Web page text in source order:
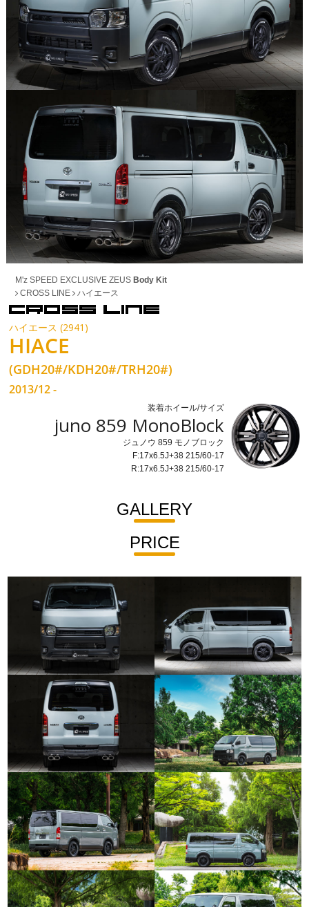
M'z SPEED EXCLUSIVE ZEUS Body Kit
CROSS LINE ハイエース
ハイエース (2941)
HIACE
(GDH20#/KDH20#/TRH20#)
2013/12 -
装着ホイール/サイズ
juno 859 MonoBlock
ジュノウ 859 モノブロック
F:17x6.5J+38 215/60-17
R:17x6.5J+38 215/60-17
GALLERY
PRICE